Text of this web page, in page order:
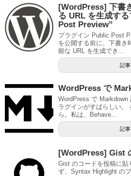
[WordPress] 下書
る URL を生成す
Post Preview”
プラグイン Public Post
を公開する前に、下書き
能な URL を生成でき...
記
WordPress で
WordPress で
ラグインがすばらしい。
ら。私は、Behave...
記
[WordPress] Gist
Gist のコードを投稿に貼
ず、Syntax Highlight の